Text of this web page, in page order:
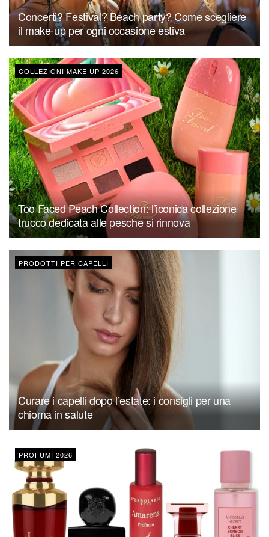
Concerti? Festival? Beach party? Come scegliere
il make-up per ogni occasione estiva
COLLEZIONI MAKE UP 2026
Too Faced Peach Collection: l’iconica collezione
trucco dedicata alle pesche si rinnova
PRODOTTI PER CAPELLI
Curare i capelli dopo l’estate: i consigli per una
chioma in salute
PROFUMI 2026